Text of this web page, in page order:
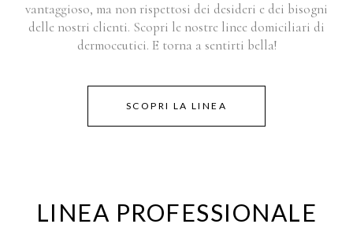
vantaggioso, ma non rispettosi dei desideri e dei bisogni
delle nostri clienti. Scopri le nostre linee domiciliari di
dermoceutici. E torna a sentirti bella!
SCOPRI LA LINEA
LINEA PROFESSIONALE